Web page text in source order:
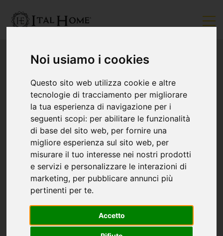
Noi usiamo i cookies
Questo sito web utilizza cookie e altre
tecnologie di tracciamento per migliorare
la tua esperienza di navigazione per i
seguenti scopi: per abilitare le funzionalità
di base del sito web, per fornire una
migliore esperienza sul sito web, per
misurare il tuo interesse nei nostri prodotti
e servizi e personalizzare le interazioni di
marketing, per pubblicare annunci più
pertinenti per te.
Accetto